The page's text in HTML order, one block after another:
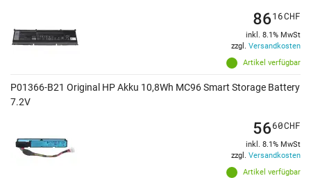
Artikel verfügbar
8616CHF
inkl. 8.1% MwSt
zzgl. Versandkosten
P01366-B21 Original HP Akku 10,8Wh MC96 Smart Storage Battery
7.2V
Artikel verfügbar
5660CHF
inkl. 8.1% MwSt
zzgl. Versandkosten